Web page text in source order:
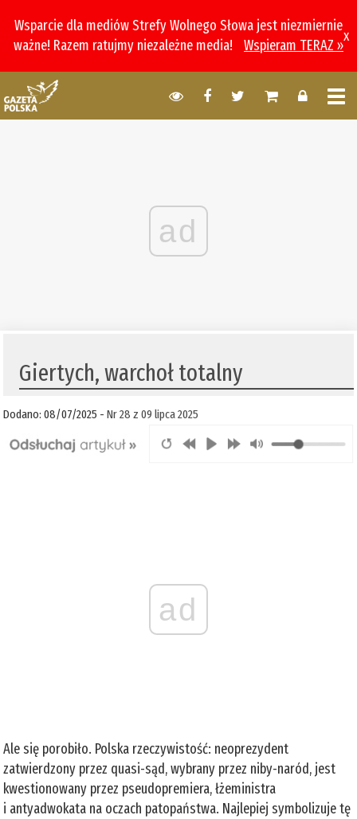
Wsparcie dla mediów Strefy Wolnego Słowa jest niezmiernie
ważne! Razem ratujmy niezależne media!
Wspieram TERAZ »
x
ad
Giertych, warchoł totalny
Dodano: 08/07/2025 -Nr 28 z 09 lipca 2025
ad
Ale się porobiło. Polska rzeczywistość: neoprezydent
zatwierdzony przez quasi-sąd, wybrany przez niby-naród, jest
kwestionowany przez pseudopremiera, łżeministra
i antyadwokata na oczach patopaństwa. Najlepiej symbolizuje tę